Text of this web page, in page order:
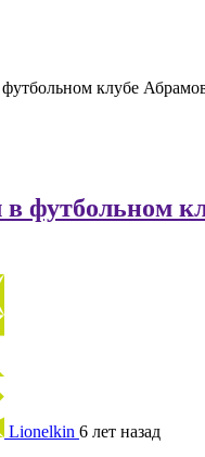
клубе
в футбольном
Lionelkin 6 лет назад